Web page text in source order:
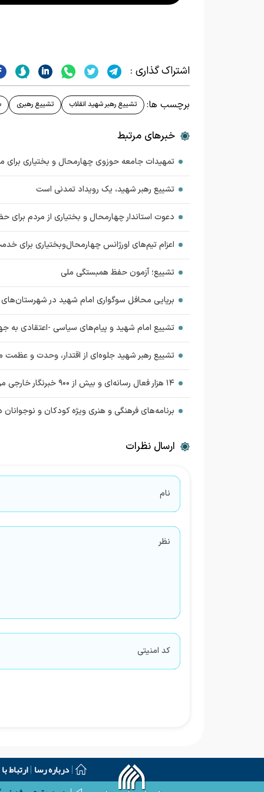
اشتراک گذاری :
برچسب ها: تشییع رهبر شهید انقلاب تشییع رهبری
خبرهای مرتبط
تمهیدات جامعه حوزوی چهارمحال و بختیاری برای
تشییع رهبر شهید، یک رویداد تمدنی است
دعوت استاندار چهارمحال و بختیاری از مردم
اعزام تیم‌های اورژانس چهارمحال‌وبختیاری برای
تشییع؛ آزمون حفظ همبستگی ملی
برپایی محافل سوگواری امام شهید در
تشییع امام شهید و پیام‌های سیاسی -اعتقادی به
تشییع رهبر شهید جلوه‌ای از اقتدار، وحدت و عظمت
۱۴ هزار فعال رسانه‌ای و بیش از ۹۰۰ خبرنگار خارجی مراسم را پوشش می‌دهند
برنامه‌های فرهنگی و هنری ویژه کودکان و نوجوانان
ارسال نظرات
درباره رسا ارتباط